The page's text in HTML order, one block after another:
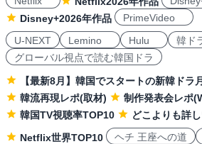
Disney+2026年作品
PrimeVideo
U-NEXT
Lemino Hulu
韓ド
グローバル視点で読む韓国ドラ
【最新8月】韓国でスタートの新韓ドラ
韓流再現レポ(取材)
制作発表会レポ
韓国TV視聴率TOP10
どこよりも詳
Netflix世界TOP10
ヘチ 王座への道